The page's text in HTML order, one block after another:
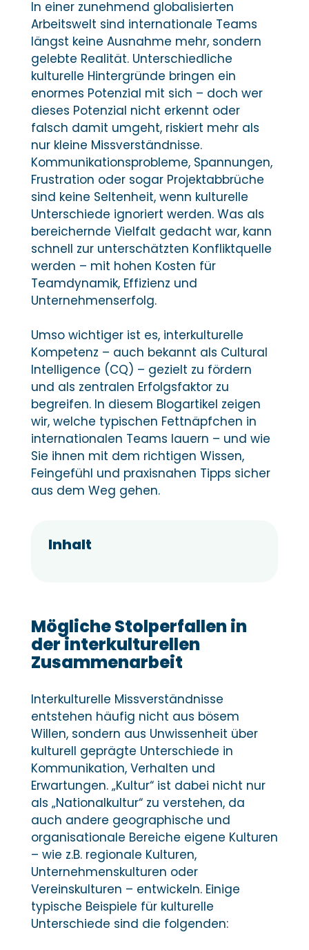
In einer zunehmend globalisierten
Arbeitswelt sind internationale Teams
längst keine Ausnahme mehr, sondern
gelebte Realität. Unterschiedliche
kulturelle Hintergründe bringen ein
enormes Potenzial mit sich – doch wer
dieses Potenzial nicht erkennt oder
falsch damit umgeht, riskiert mehr als
nur kleine Missverständnisse.
Kommunikationsprobleme, Spannungen,
Frustration oder sogar Projektabbrüche
sind keine Seltenheit, wenn kulturelle
Unterschiede ignoriert werden. Was als
bereichernde Vielfalt gedacht war, kann
schnell zur unterschätzten Konfliktquelle
werden – mit hohen Kosten für
Teamdynamik, Effizienz und
Unternehmenserfolg.
Umso wichtiger ist es, interkulturelle
Kompetenz – auch bekannt als Cultural
Intelligence (CQ) – gezielt zu fördern
und als zentralen Erfolgsfaktor zu
begreifen. In diesem Blogartikel zeigen
wir, welche typischen Fettnäpfchen in
internationalen Teams lauern – und wie
Sie ihnen mit dem richtigen Wissen,
Feingefühl und praxisnahen Tipps sicher
aus dem Weg gehen.
Inhalt
Mögliche Stolperfallen in
der interkulturellen
Zusammenarbeit
Interkulturelle Missverständnisse
entstehen häufig nicht aus bösem
Willen, sondern aus Unwissenheit über
kulturell geprägte Unterschiede in
Kommunikation, Verhalten und
Erwartungen. „Kultur“ ist dabei nicht nur
als „Nationalkultur“ zu verstehen, da
auch andere geographische und
organisationale Bereiche eigene Kulturen
– wie z.B. regionale Kulturen,
Unternehmenskulturen oder
Vereinskulturen – entwickeln. Einige
typische Beispiele für kulturelle
Unterschiede sind die folgenden: